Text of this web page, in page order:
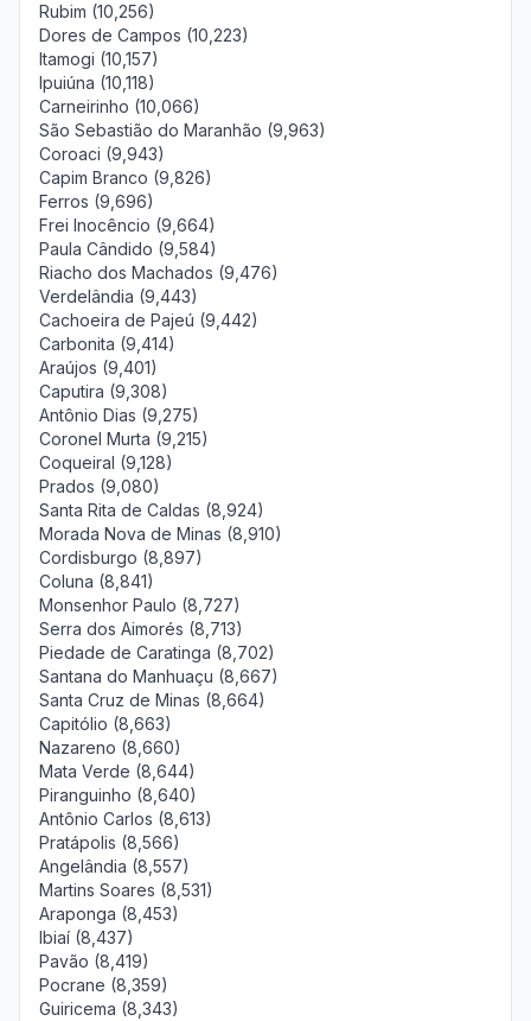
Rubim (10,256)
Dores de Campos (10,223)
Itamogi (10,157)
Ipuiúna (10,118)
Carneirinho (10,066)
São Sebastião do Maranhão (9,963)
Coroaci (9,943)
Capim Branco (9,826)
Ferros (9,696)
Frei Inocêncio (9,664)
Paula Cândido (9,584)
Riacho dos Machados (9,476)
Verdelândia (9,443)
Cachoeira de Pajeú (9,442)
Carbonita (9,414)
Araújos (9,401)
Caputira (9,308)
Antônio Dias (9,275)
Coronel Murta (9,215)
Coqueiral (9,128)
Prados (9,080)
Santa Rita de Caldas (8,924)
Morada Nova de Minas (8,910)
Cordisburgo (8,897)
Coluna (8,841)
Monsenhor Paulo (8,727)
Serra dos Aimorés (8,713)
Piedade de Caratinga (8,702)
Santana do Manhuaçu (8,667)
Santa Cruz de Minas (8,664)
Capitólio (8,663)
Nazareno (8,660)
Mata Verde (8,644)
Piranguinho (8,640)
Antônio Carlos (8,613)
Pratápolis (8,566)
Angelândia (8,557)
Martins Soares (8,531)
Araponga (8,453)
Ibiaí (8,437)
Pavão (8,419)
Pocrane (8,359)
Guiricema (8,343)